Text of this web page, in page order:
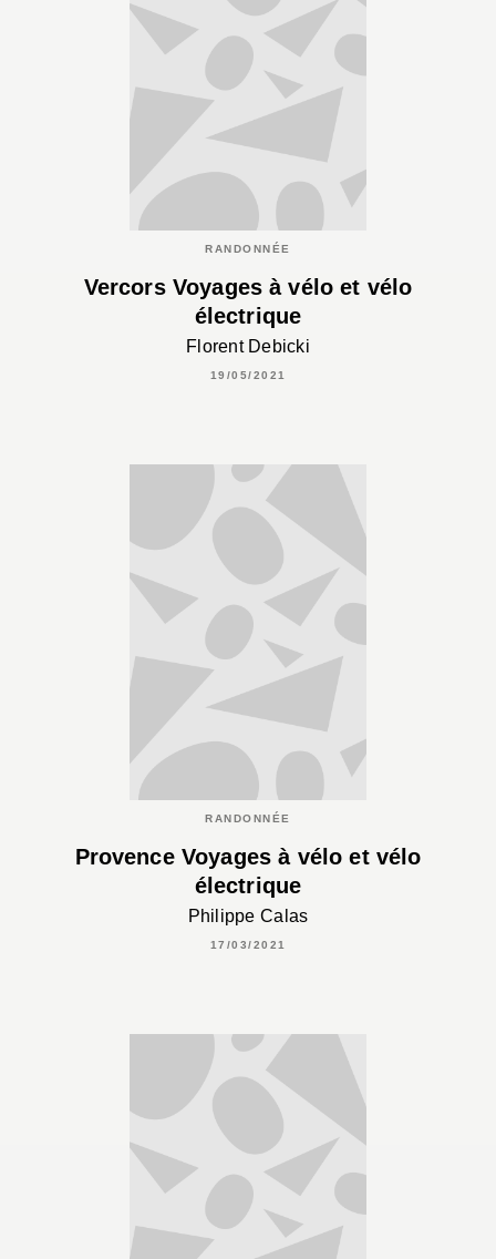
RANDONNÉE
Vercors Voyages à vélo et vélo
électrique
Florent Debicki
19/05/2021
RANDONNÉE
Provence Voyages à vélo et vélo
électrique
Philippe Calas
17/03/2021